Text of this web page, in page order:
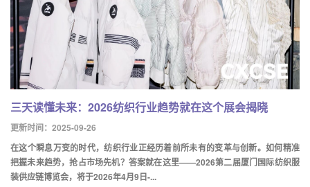
三天读懂未来：2026纺织行业趋势就在这个展会揭晓
更新时间：2025-09-26
在这个瞬息万变的时代，纺织行业正经历着前所未有的变革与创新。如何精准
把握未来趋势，抢占市场先机？答案就在这里——2026第二届厦门国际纺织服
装供应链博览会，将于2026年4月9日-...